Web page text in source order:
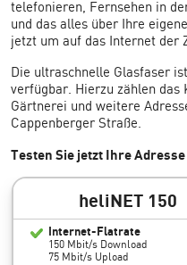
telefonieren, Fernsehen in
und das alles über Ihre
jetzt um auf das Internet der
Die ultraschnelle Glasfaser
verfügbar. Hierzu zählen
Gärtnerei und weitere
Cappenberger Straße.
Testen Sie jetzt Ihre
heliNET 150
Internet-Flatrate
150 Mbit/s Download
75 Mbit/s Upload